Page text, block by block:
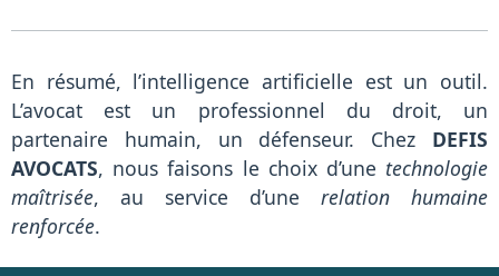
En résumé, l’intelligence artificielle est un outil.
L’avocat est un professionnel du droit, un
partenaire humain, un défenseur. Chez DEFIS
AVOCATS, nous faisons le choix d’une technologie
maîtrisée, au service d’une relation humaine
renforcée.